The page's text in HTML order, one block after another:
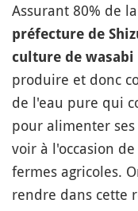
Assurant 80% de
préfecture de
culture de
produire et donc
de l'eau pure qui
pour alimenter
voir à l'occasion de
fermes agricoles.
rendre dans cette